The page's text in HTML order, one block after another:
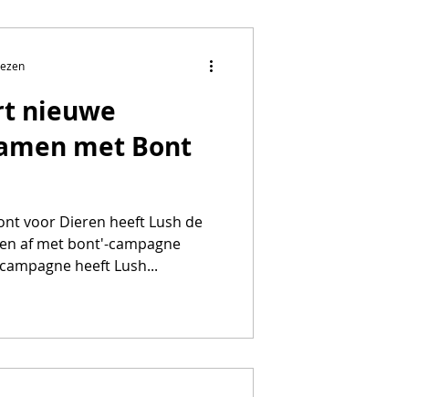
nieuwe
met Bont
voor Dieren heeft Lush de
af met bont'-campagne
heeft Lush...